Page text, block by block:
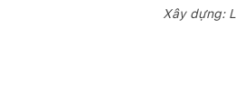
Xây dựng: